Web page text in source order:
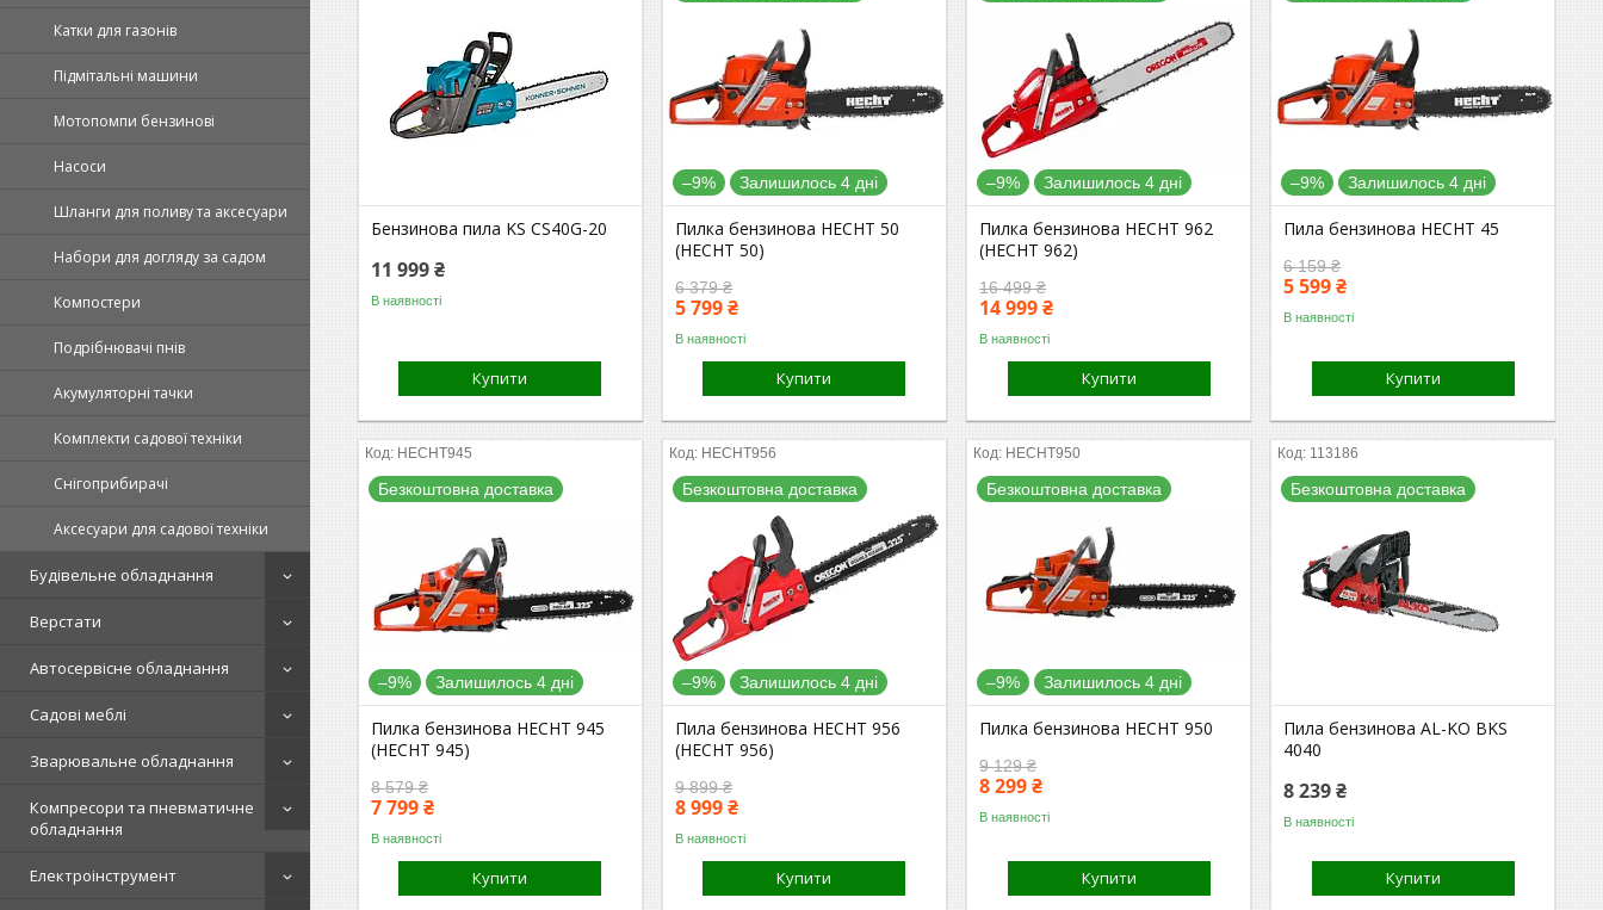
Катки для газонів
Підмітальні машини
Мотопомпи бензинові
Насоси
Шланги для поливу та аксесуари
Набори для догляду за садом
Компостери
Подрібнювачі пнів
Акумуляторні тачки
Комплекти садової техніки
Снігоприбирачі
Аксесуари для садової техніки
Будівельне обладнання
Верстати
Автосервісне обладнання
Садові меблі
Зварювальне обладнання
Компресори та пневматичне
обладнання
Електроінструмент
Бензинова пила KS CS40G-20
11 999 ₴
В наявності
Купити
–9% Залишилось 4 дні
Пилка бензинова HECHT 50
(HECHT 50)
6 379 ₴
5 799 ₴
В наявності
Купити
–9% Залишилось 4 дні
Пилка бензинова HECHT 962
(HECHT 962)
16 499 ₴
14 999 ₴
В наявності
Купити
–9% Залишилось 4 дні
Пила бензинова HECHT 45
6 159 ₴
5 599 ₴
В наявності
Купити
HECHT945
Безкоштовна доставка
–9% Залишилось 4 дні
Пилка бензинова HECHT 945
(HECHT 945)
8 579 ₴
7 799 ₴
В наявності
Купити
HECHT956
Безкоштовна доставка
–9% Залишилось 4 дні
Пила бензинова HECHT 956
(HECHT 956)
9 899 ₴
8 999 ₴
В наявності
Купити
HECHT950
Безкоштовна доставка
–9% Залишилось 4 дні
Пилка бензинова HECHT 950
9 129 ₴
8 299 ₴
В наявності
Купити
113186
Безкоштовна доставка
Пила бензинова AL-KO BKS
4040
8 239 ₴
В наявності
Купити